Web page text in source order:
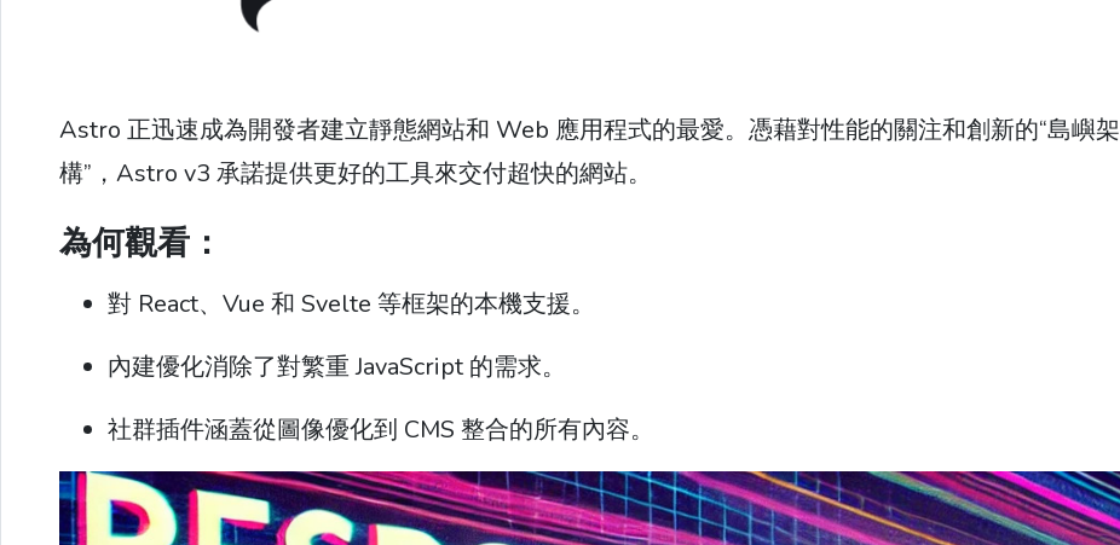
Astro 正迅速成為開發者建立靜態網站和 Web 應用程式的最愛。憑藉對性能的關注和創新的“島嶼架
構”，Astro v3 承諾提供更好的工具來交付超快的網站。
為何觀看：
對 React、Vue 和 Svelte 等框架的本機支援。
內建優化消除了對繁重 JavaScript 的需求。
社群插件涵蓋從圖像優化到 CMS 整合的所有內容。